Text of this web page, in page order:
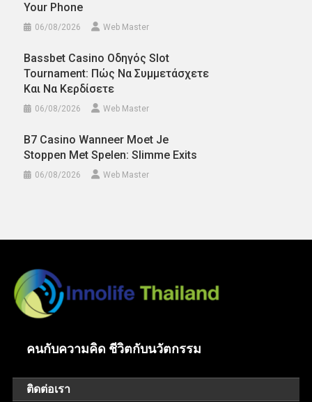
Your Phone
06/08/2026 Web Master
Bassbet Casino Οδηγός Slot
Tournament: Πώς Να Συμμετάσχετε
Και Να Κερδίσετε
06/08/2026 Web Master
B7 Casino Wanneer Moet Je
Stoppen Met Spelen: Slimme Exits
06/08/2026 Web Master
คนกับความคิด ชีวิตกับนวัตกรรม
ติดต่อเรา